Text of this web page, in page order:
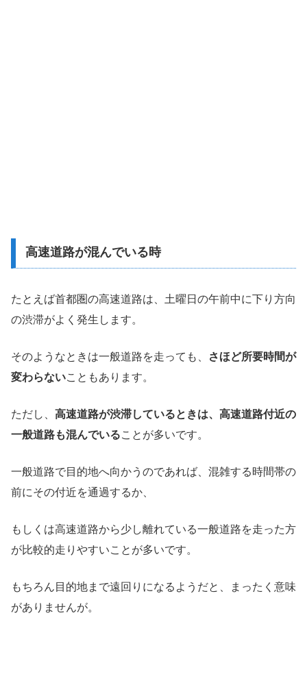
高速道路が混んでいる時
たとえば首都圏の高速道路は、土曜日の午前中に下り方向
の渋滞がよく発生します。
そのようなときは一般道路を走っても、
さほど所要時間が
変わらないこともあります。
ただし、 高速道路が渋滞しているときは、高速道路付近の
一般道路も混んでいることが多いです。
一般道路で目的地へ向かうのであれば、混雑する時間帯の
前にその付近を通過するか、
もしくは高速道路から少し離れている一般道路を走った方
が比較的走りやすいことが多いです。
もちろん目的地まで遠回りになるようだと、まったく意味
がありませんが。